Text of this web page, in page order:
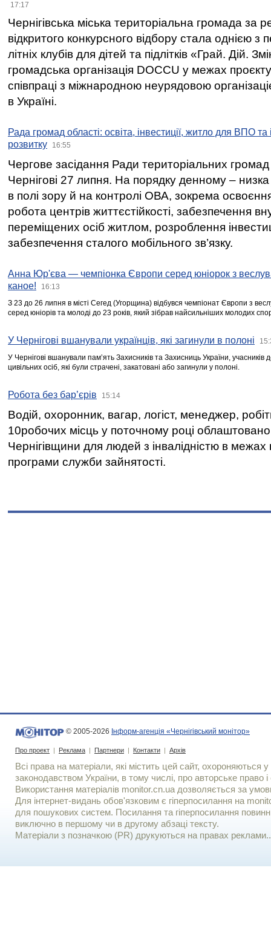
17:17
Чернігівська міська територіальна громада за
відкритого конкурсного відбору стала однією
літніх клубів для дітей та підлітків «Грай. Дій.
громадська організація DOCCU у межах
співпраці з міжнародною неурядовою
в Україні.
Рада громад області: освіта, інвестиції, житло для ВПО
розвитку
16:55
Чергове засідання Ради територіальних громад
Чернігові 27 липня. На порядку денному –
в полі зору й на контролі ОВА, зокрема освоєння
робота центрів життєстійкості, забезпечення
переміщених осіб житлом, розроблення
забезпечення сталого мобільного зв’язку.
Анна Юр'єва — чемпіонка Європи серед юніорок з
каное!
16:13
З 23 до 26 липня в місті Сегед (Угорщина) відбувся чемпіонат Європи з
серед юніорів та молоді до 23 років, який зібрав найсильніших молодих
У Чернігові вшанували українців, які загинули в полоні
У Чернігові вшанували пам’ять Захисників та Захисниць України,
цивільних осіб, які були страчені, закатовані або загинули у полоні.
Робота без бар’єрів 15:14
Водій, охоронник, вагар, логіст, менеджер,
10робочих місць у поточному році
Чернігівщини для людей з інвалідністю в межах
програми служби зайнятості.
© 2005-2026 Інформ-агенція «Чернігівський монітор»
Про проект | Реклама | Партнери | Контакти | Архів
Всі права на матеріали, які містить цей сайт, охороняються у
законодавством України, в тому числі, про авторське право і
Використання матерiалiв monitor.cn.ua дозволяється за
Для iнтернет-видань обов'язковим є гiперпосилання на
для пошукових систем. Посилання та гіперпосилання
виключно в першому чи в другому абзаці тексту.
Матеріали з позначкою (PR) друкуються на правах реклами..